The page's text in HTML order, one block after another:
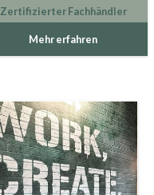
Zertifizierter Fachhändler
Mehr erfahren